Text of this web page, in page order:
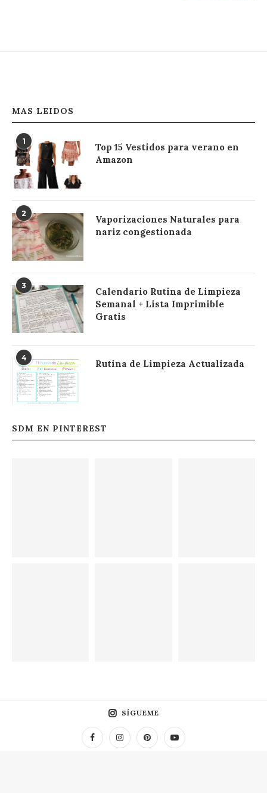
MAS LEIDOS
1
Top 15 Vestidos para verano en
Amazon
2
Vaporizaciones Naturales para
nariz congestionada
3
Calendario Rutina de Limpieza
Semanal + Lista Imprimible
Gratis
4
Rutina de Limpieza Actualizada
SDM EN PINTEREST
SÍGUEME